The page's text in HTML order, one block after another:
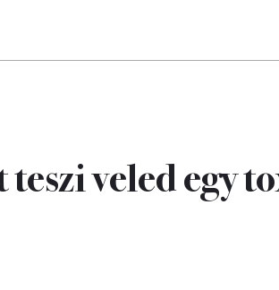
teszi veled egy